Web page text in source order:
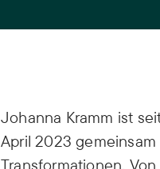
Johanna Kramm ist
April 2023
Transformationen.